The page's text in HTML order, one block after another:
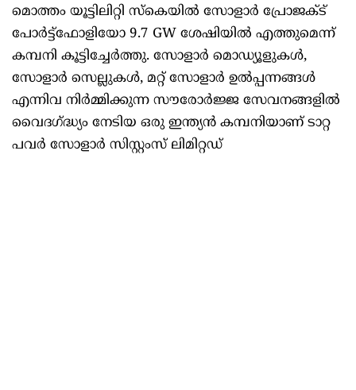
മൊത്തം യൂട്ടിലിറ്റി സ്കെയിൽ സോളാർ പ്രോജക്ട്
പോർട്ട്ഫോളിയോ 9.7 GW ശേഷിയിൽ എത്തുമെന്ന്
കമ്പനി കൂട്ടിച്ചേർത്തു. സോളാർ മൊഡ്യൂളുകൾ,
സോളാർ സെല്ലുകൾ, മറ്റ് സോളാർ ഉൽപ്പന്നങ്ങൾ
എന്നിവ നിർമ്മിക്കുന്ന സൗരോർജ്ജ സേവനങ്ങളിൽ
വൈദഗ്ദ്ധ്യം നേടിയ ഒരു ഇന്ത്യൻ കമ്പനിയാണ് ടാറ്റ
പവർ സോളാർ സിസ്റ്റംസ് ലിമിറ്റഡ്